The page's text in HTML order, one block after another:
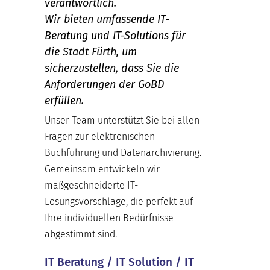
verantwortlich.
Wir bieten umfassende IT-
Beratung und IT-Solutions für
die Stadt Fürth, um
sicherzustellen, dass Sie die
Anforderungen der GoBD
erfüllen.
Unser Team unterstützt Sie bei allen
Fragen zur elektronischen
Buchführung und Datenarchivierung.
Gemeinsam entwickeln wir
maßgeschneiderte IT-
Lösungsvorschläge, die perfekt auf
Ihre individuellen Bedürfnisse
abgestimmt sind.
IT Beratung / IT Solution / IT